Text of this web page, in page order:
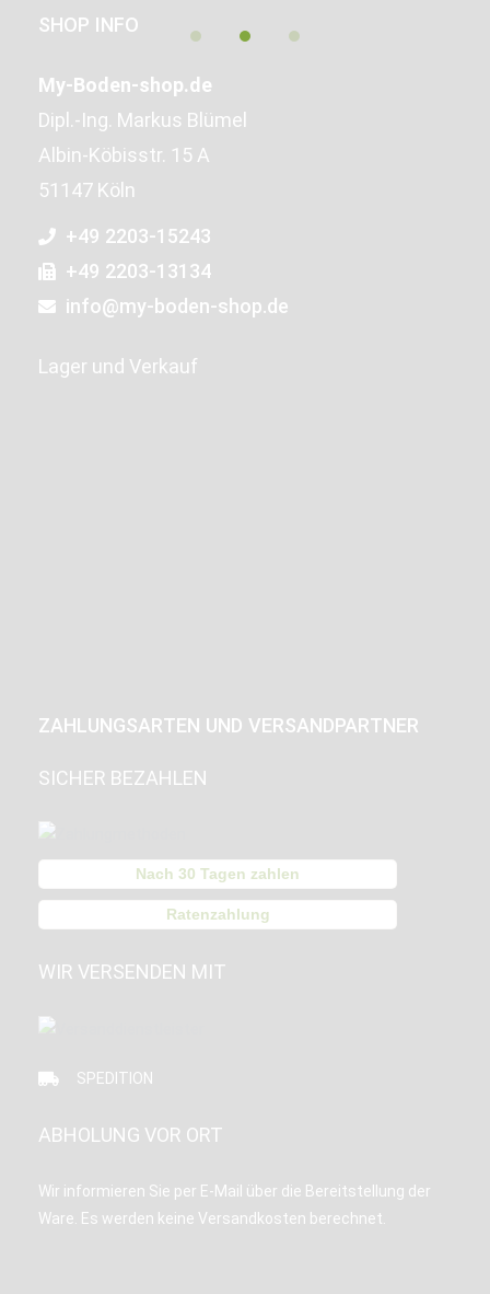
SHOP INFO
My-Boden-shop.de
Dipl.-Ing. Markus Blümel
Albin-Köbisstr. 15 A
51147 Köln
+49 2203-15243
+49 2203-13134
info@my-boden-shop.de
Lager und Verkauf
ZAHLUNGSARTEN UND VERSANDPARTNER
SICHER BEZAHLEN
Nach 30 Tagen zahlen
Ratenzahlung
WIR VERSENDEN MIT
SPEDITION
ABHOLUNG VOR ORT
Wir informieren Sie per E-Mail über die Bereitstellung der
Ware. Es werden keine Versandkosten berechnet.